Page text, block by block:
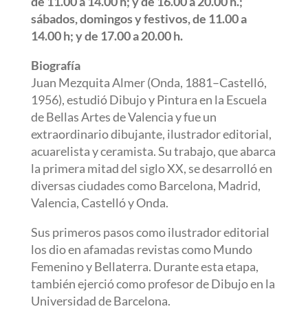
sábados, domingos y festivos, de 11.00 a
14.00 h; y de 17.00 a 20.00 h.
Biografía
Juan Mezquita Almer (Onda, 1881–Castelló,
1956), estudió Dibujo y Pintura en la Escuela
de Bellas Artes de Valencia y fue un
extraordinario dibujante, ilustrador editorial,
acuarelista y ceramista. Su trabajo, que abarca
la primera mitad del siglo XX, se desarrolló en
diversas ciudades como Barcelona, Madrid,
Valencia, Castelló y Onda.
Sus primeros pasos como ilustrador editorial
los dio en afamadas revistas como Mundo
Femenino y Bellaterra. Durante esta etapa,
también ejerció como profesor de Dibujo en la
Universidad de Barcelona.